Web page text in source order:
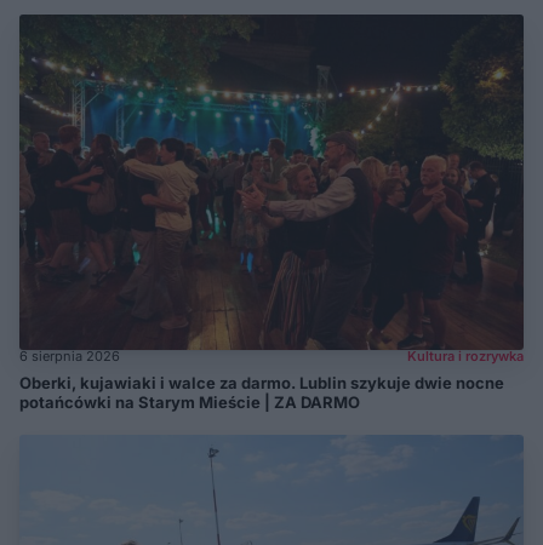
6 sierpnia 2026 Kultura i rozrywka
Oberki, kujawiaki i walce za darmo. Lublin szykuje dwie nocne
potańcówki na Starym Mieście | ZA DARMO